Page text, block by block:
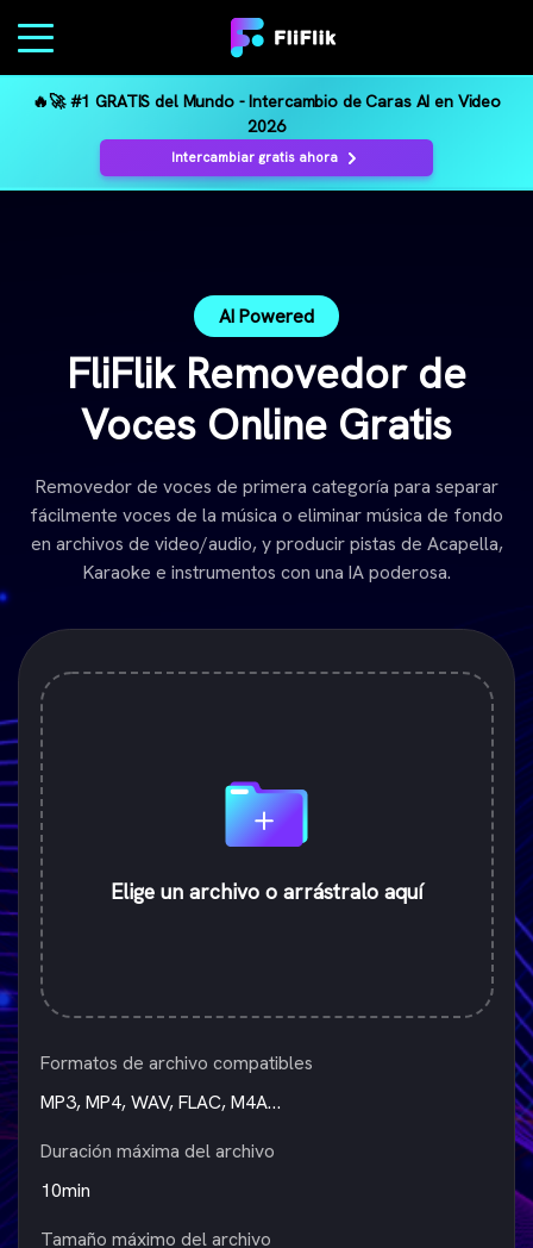
🔥🚀 #1 GRATIS del Mundo - Intercambio de Caras AI en Video
2026
Intercambiar gratis ahora
AI Powered
FliFlik Removedor de
Voces Online Gratis
Removedor de voces de primera categoría para separar
fácilmente voces de la música o eliminar música de fondo
en archivos de video/audio, y producir pistas de Acapella,
Karaoke e instrumentos con una IA poderosa.
Elige un archivo o arrástralo aquí
Formatos de archivo compatibles
MP3, MP4, WAV, FLAC, M4A…
Duración máxima del archivo
10min
Tamaño máximo del archivo